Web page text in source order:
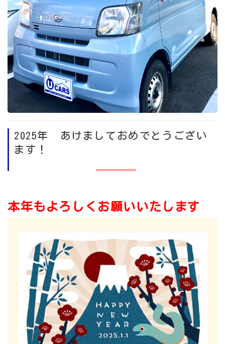
2025年 あけましておめでとうござい
ます！
本年もよろしくお願いいたします